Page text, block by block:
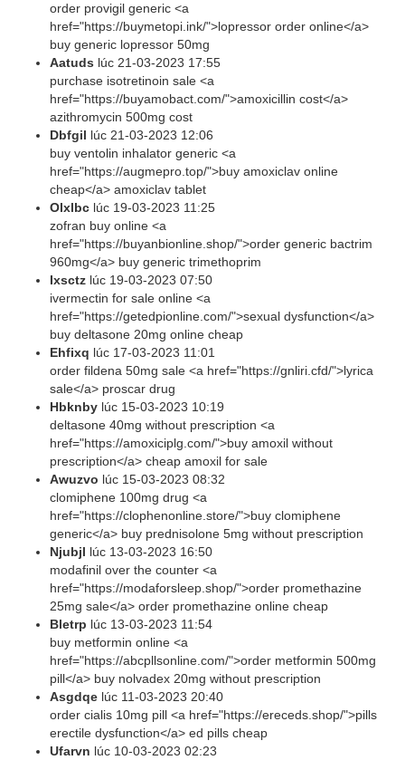
order provigil generic <a
href="https://buymetopi.ink/">lopressor order online</a>
buy generic lopressor 50mg
Aatuds lúc 21-03-2023 17:55
purchase isotretinoin sale <a
href="https://buyamobact.com/">amoxicillin cost</a>
azithromycin 500mg cost
Dbfgil lúc 21-03-2023 12:06
buy ventolin inhalator generic <a
href="https://augmepro.top/">buy amoxiclav online
cheap</a> amoxiclav tablet
Olxlbc lúc 19-03-2023 11:25
zofran buy online <a
href="https://buyanbionline.shop/">order generic bactrim
960mg</a> buy generic trimethoprim
Ixsctz lúc 19-03-2023 07:50
ivermectin for sale online <a
href="https://getedpionline.com/">sexual dysfunction</a>
buy deltasone 20mg online cheap
Ehfixq lúc 17-03-2023 11:01
order fildena 50mg sale <a href="https://gnliri.cfd/">lyrica
sale</a> proscar drug
Hbknby lúc 15-03-2023 10:19
deltasone 40mg without prescription <a
href="https://amoxiciplg.com/">buy amoxil without
prescription</a> cheap amoxil for sale
Awuzvo lúc 15-03-2023 08:32
clomiphene 100mg drug <a
href="https://clophenonline.store/">buy clomiphene
generic</a> buy prednisolone 5mg without prescription
Njubjl lúc 13-03-2023 16:50
modafinil over the counter <a
href="https://modaforsleep.shop/">order promethazine
25mg sale</a> order promethazine online cheap
Bletrp lúc 13-03-2023 11:54
buy metformin online <a
href="https://abcpllsonline.com/">order metformin 500mg
pill</a> buy nolvadex 20mg without prescription
Asgdqe lúc 11-03-2023 20:40
order cialis 10mg pill <a href="https://ereceds.shop/">pills
erectile dysfunction</a> ed pills cheap
Ufarvn lúc 10-03-2023 02:23